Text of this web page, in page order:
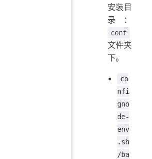
安装目
录：
conf
文件夹
下。
co
nfi
gno
de-
env
.sh
/ba